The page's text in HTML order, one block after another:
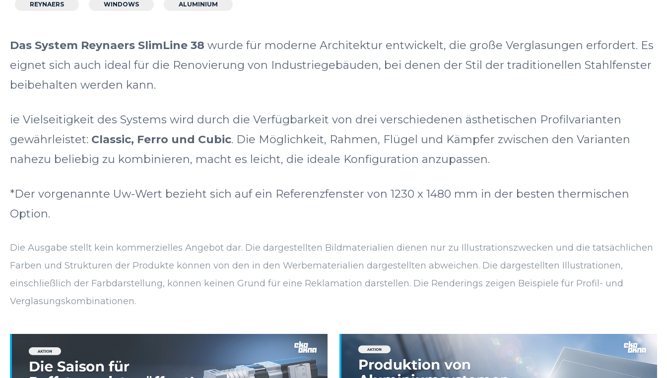
REYNAERS WINDOWS ALUMINIUM
Das System Reynaers SlimLine 38 wurde für moderne Architektur entwickelt, die große Verglasungen erfordert. Es
eignet sich auch ideal für die Renovierung von Industriegebäuden, bei denen der Stil der traditionellen Stahlfenster
beibehalten werden kann.
ie Vielseitigkeit des Systems wird durch die Verfügbarkeit von drei verschiedenen ästhetischen Profilvarianten
gewährleistet: Classic, Ferro und Cubic. Die Möglichkeit, Rahmen, Flügel und Kämpfer zwischen den Varianten
nahezu beliebig zu kombinieren, macht es leicht, die ideale Konfiguration anzupassen.
*Der vorgenannte Uw-Wert bezieht sich auf ein Referenzfenster von 1230 x 1480 mm in der besten thermischen
Option.
Die Ausgabe stellt kein kommerzielles Angebot dar. Die dargestellten Bildmaterialien dienen nur zu Illustrationszwecken und die tatsächlichen
Farben und Strukturen der Produkte können von den in den Werbematerialien dargestellten abweichen. Die dargestellten Illustrationen,
einschließlich der Farbdarstellung, können keinen Grund für eine Reklamation darstellen. Die Renderings zeigen Beispiele für Profil- und
Verglasungskombinationen.